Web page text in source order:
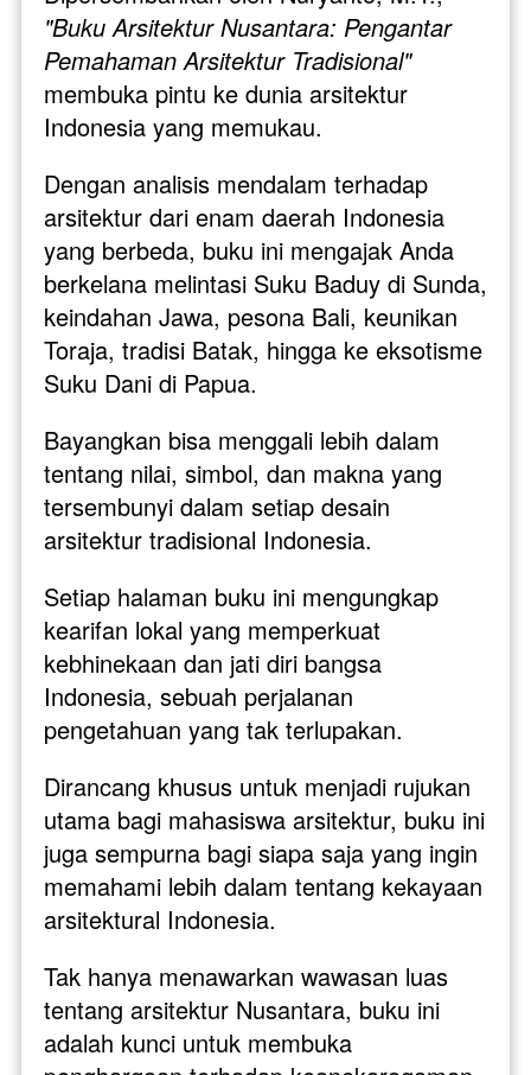
"Buku Arsitektur Nusantara: Pengantar
Pemahaman Arsitektur Tradisional"
membuka pintu ke dunia arsitektur
Indonesia yang memukau.
Dengan analisis mendalam terhadap
arsitektur dari enam daerah Indonesia
yang berbeda, buku ini mengajak Anda
berkelana melintasi Suku Baduy di Sunda,
keindahan Jawa, pesona Bali, keunikan
Toraja, tradisi Batak, hingga ke eksotisme
Suku Dani di Papua.
Bayangkan bisa menggali lebih dalam
tentang nilai, simbol, dan makna yang
tersembunyi dalam setiap desain
arsitektur tradisional Indonesia.
Setiap halaman buku ini mengungkap
kearifan lokal yang memperkuat
kebhinekaan dan jati diri bangsa
Indonesia, sebuah perjalanan
pengetahuan yang tak terlupakan.
Dirancang khusus untuk menjadi rujukan
utama bagi mahasiswa arsitektur, buku ini
juga sempurna bagi siapa saja yang ingin
memahami lebih dalam tentang kekayaan
arsitektural Indonesia.
Tak hanya menawarkan wawasan luas
tentang arsitektur Nusantara, buku ini
adalah kunci untuk membuka